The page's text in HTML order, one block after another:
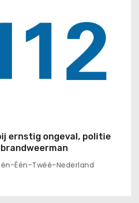
ernstig ongeval, politie
Één-Twéé-Nederland